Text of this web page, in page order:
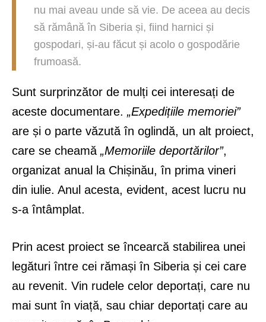
nu mai aveau unde să vie. De aceea au decis
să rămână în Siberia și, fiind harnici și
gospodari, și-au făcut și acolo o gospodărie
frumoasă.
Sunt surprinzător de mulți cei interesați de
aceste documentare. „Expedițiile memoriei”
are și o parte văzută în oglindă, un alt proiect,
care se cheamă „Memoriile deportărilor”,
organizat anual la Chișinău, în prima vineri
din iulie. Anul acesta, evident, acest lucru nu
s-a întâmplat.
Prin acest proiect se încearcă stabilirea unei
legături între cei rămași în Siberia și cei care
au revenit. Vin rudele celor deportați, care nu
mai sunt în viață, sau chiar deportați care au